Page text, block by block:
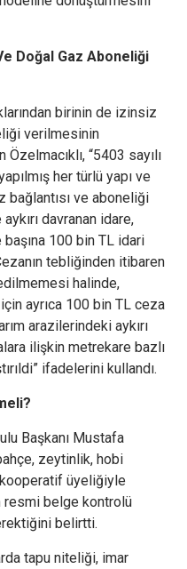
Doğal Gaz Aboneliği
birinin de izinsiz
verilmesinin
“5403 sayılı
her türlü yapı ve
ve aboneliği
davranan idare,
100 bin TL idari
tebliğinden itibaren
halinde,
ayrıca 100 bin TL ceza
arazilerindeki aykırı
ilişkin metrekare bazlı
ifadelerini kullandı.
Başkanı Mustafa
zeytinlik, hobi
üyeliğiyle
resmi belge kontrolü
belirtti.
tapu niteliği, imar